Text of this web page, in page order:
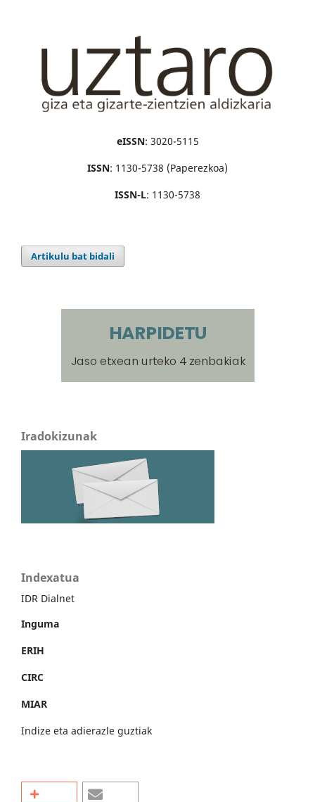
eISSN: 3020-5115
ISSN: 1130-5738 (Paperezkoa)
ISSN-L: 1130-5738
Artikulu bat bidali
Iradokizunak
Indexatua
IDR Dialnet
Inguma
ERIH
CIRC
MIAR
Indize eta adierazle guztiak